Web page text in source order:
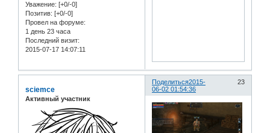
Уважение: [+0/-0]
Позитив: [+0/-0]
Провел на форуме:
1 день 23 часа
Последний визит:
2015-07-17 14:07:11
Поделиться 23
2015-
06-02 01:54:36
sciemce
Активный участник